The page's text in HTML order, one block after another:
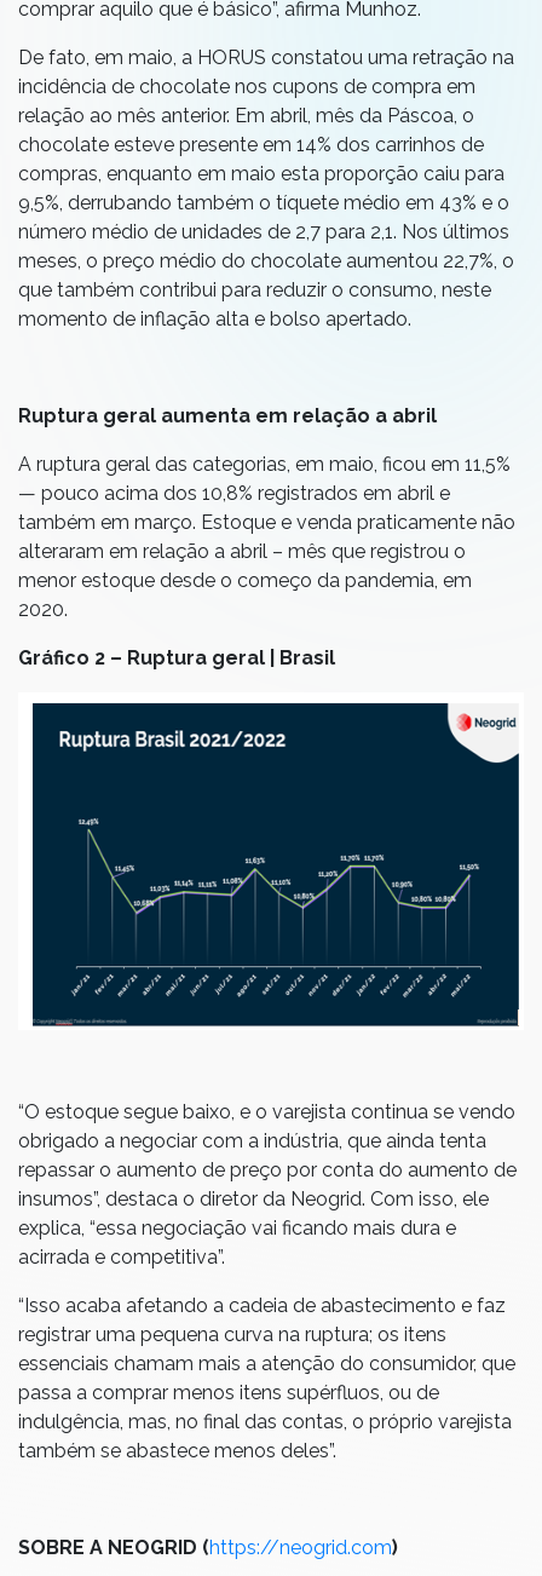
comprar aquilo que é básico”, afirma Munhoz.
De fato, em maio, a HORUS constatou uma retração na
incidência de chocolate nos cupons de compra em
relação ao mês anterior. Em abril, mês da Páscoa, o
chocolate esteve presente em 14% dos carrinhos de
compras, enquanto em maio esta proporção caiu para
9,5%, derrubando também o tíquete médio em 43% e o
número médio de unidades de 2,7 para 2,1. Nos últimos
meses, o preço médio do chocolate aumentou 22,7%, o
que também contribui para reduzir o consumo, neste
momento de inflação alta e bolso apertado.
Ruptura geral aumenta em relação a abril
A ruptura geral das categorias, em maio, ficou em 11,5%
— pouco acima dos 10,8% registrados em abril e
também em março. Estoque e venda praticamente não
alteraram em relação a abril – mês que registrou o
menor estoque desde o começo da pandemia, em
2020.
Gráfico 2 – Ruptura geral | Brasil
“O estoque segue baixo, e o varejista continua se vendo
obrigado a negociar com a indústria, que ainda tenta
repassar o aumento de preço por conta do aumento de
insumos”, destaca o diretor da Neogrid. Com isso, ele
explica, “essa negociação vai ficando mais dura e
acirrada e competitiva”.
“Isso acaba afetando a cadeia de abastecimento e faz
registrar uma pequena curva na ruptura; os itens
essenciais chamam mais a atenção do consumidor, que
passa a comprar menos itens supérfluos, ou de
indulgência, mas, no final das contas, o próprio varejista
também se abastece menos deles”.
SOBRE A NEOGRID (https://neogrid.com)